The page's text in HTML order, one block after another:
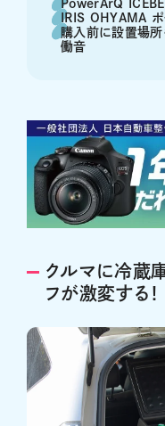
PowerArQ
IRIS OHYAMA
購入前に設置場所
働音
クルマに冷蔵
フが激変する！